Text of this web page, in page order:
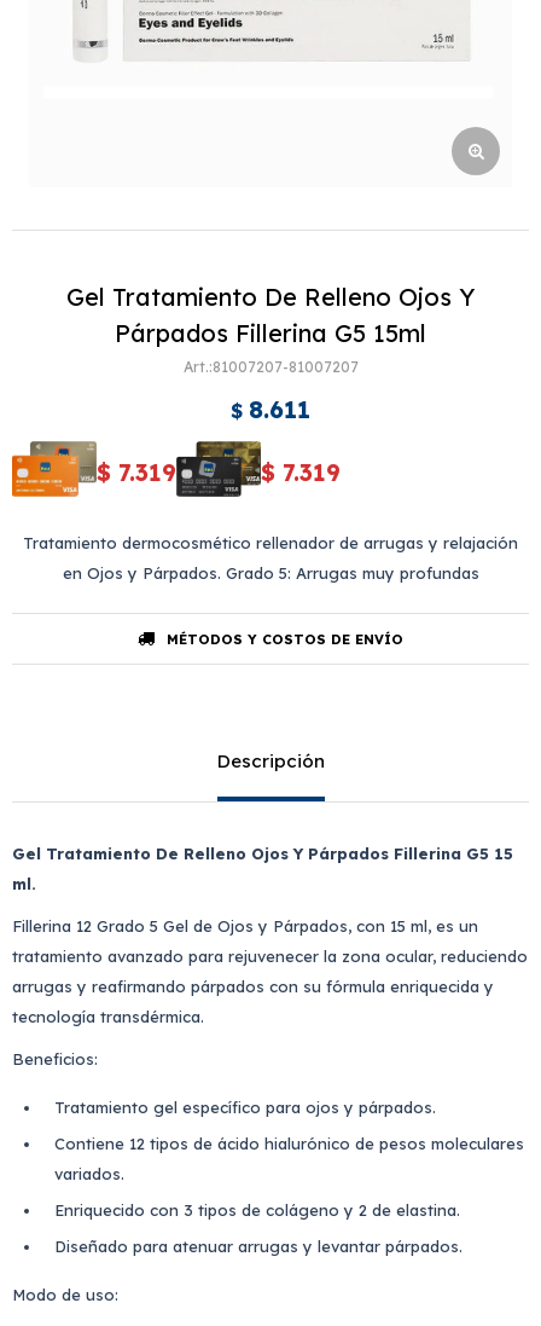
Gel Tratamiento De Relleno Ojos Y
Párpados Fillerina G5 15ml
81007207-81007207
$ 8.611
$ 7.319 $ 7.319
Tratamiento dermocosmético rellenador de arrugas y relajación
en Ojos y Párpados. Grado 5: Arrugas muy profundas
MÉTODOS Y COSTOS DE ENVÍO
Descripción
Gel Tratamiento De Relleno Ojos Y Párpados Fillerina G5 15
ml.
Fillerina 12 Grado 5 Gel de Ojos y Párpados, con 15 ml, es un
tratamiento avanzado para rejuvenecer la zona ocular, reduciendo
arrugas y reafirmando párpados con su fórmula enriquecida y
tecnología transdérmica.
Beneficios:
Tratamiento gel específico para ojos y párpados.
Contiene 12 tipos de ácido hialurónico de pesos moleculares
variados.
Enriquecido con 3 tipos de colágeno y 2 de elastina.
Diseñado para atenuar arrugas y levantar párpados.
Modo de uso: